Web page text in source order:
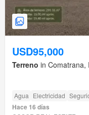
USD95,000
Terreno in Comatrana,
Agua Electricidad
Hace 16 días